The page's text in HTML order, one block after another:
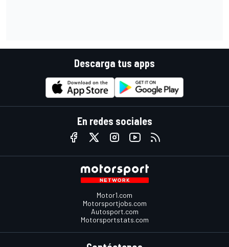
Descarga tus apps
En redes sociales
Motor1.com
Motorsportjobs.com
Autosport.com
Motorsportstats.com